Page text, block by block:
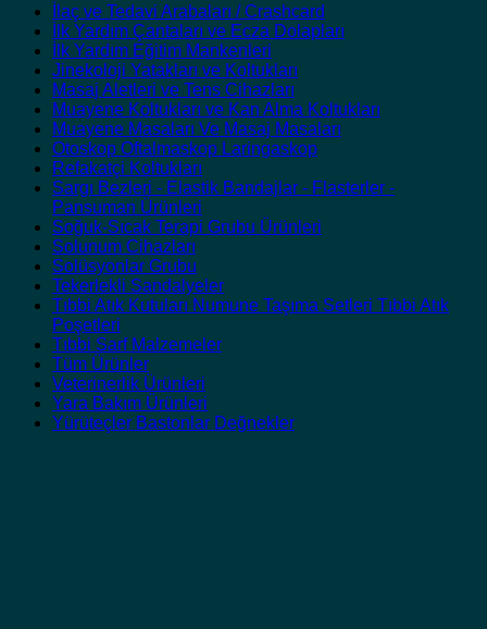
İlaç ve Tedavi Arabaları / Crashcard
İlk Yardım Çantaları ve Ecza Dolapları
İlk Yardım Eğitim Mankenleri
Jinekoloji Yatakları ve Koltukları
Masaj Aletleri ve Tens Cihazları
Muayene Koltukları ve Kan Alma Koltukları
Muayene Masaları Ve Masaj Masaları
Otoskop Oftalmaskop Laringaskop
Refakatçi Koltukları
Sargı Bezleri - Elastik Bandajlar - Flasterler -
Pansuman Ürünleri
Soğuk-Sıcak Terapi Grubu Ürünleri
Solunum Cihazları
Solüsyonlar Grubu
Tekerlekli Sandalyeler
Tıbbi Atık Kutuları Numune Taşıma Setleri Tıbbi Atık
Poşetleri
Tıbbi Sarf Malzemeler
Tüm Ürünler
Veterinerlik Ürünleri
Yara Bakım Ürünleri
Yürüteçler Bastonlar Değnekler